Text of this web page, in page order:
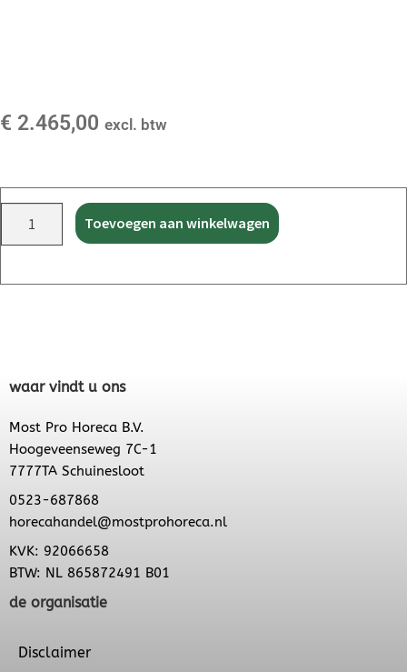
€ 2.465,00 excl. btw
Toevoegen aan winkelwagen
waar vindt u ons
Most Pro Horeca B.V.
Hoogeveenseweg 7C-1
7777TA Schuinesloot
0523-687868
horecahandel@mostprohoreca.nl
KVK: 92066658
BTW: NL 865872491 B01
de organisatie
Disclaimer